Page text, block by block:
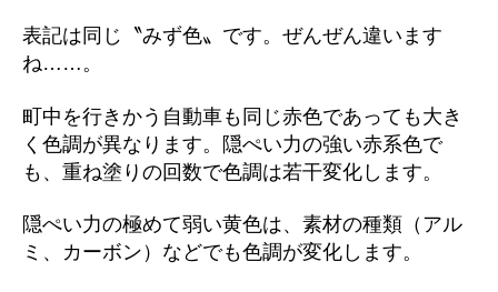
表記は同じ〝みず色〟です。ぜんぜん違います
ね……。
町中を行きかう自動車も同じ赤色であっても大き
く色調が異なります。隠ぺい力の強い赤系色で
も、重ね塗りの回数で色調は若干変化します。
隠ぺい力の極めて弱い黄色は、素材の種類（アル
ミ、カーボン）などでも色調が変化します。